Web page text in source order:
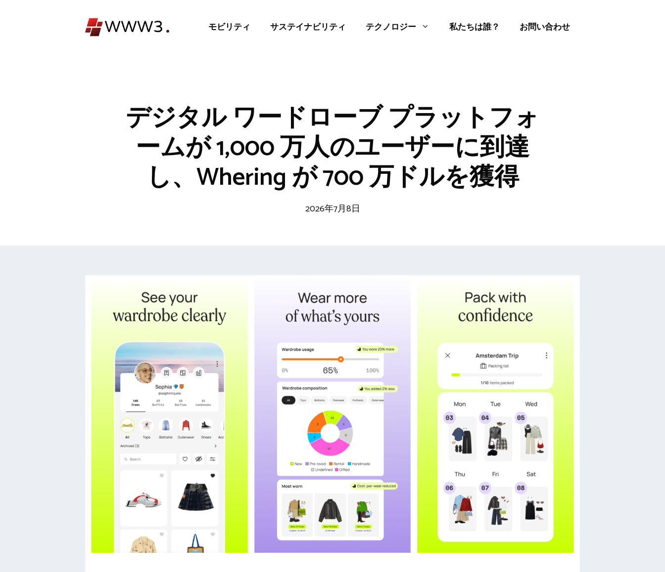
モビリティ サステイナビリティ テクノロジー 私たちは誰？ お問い合わせ
デジタル ワードローブ プラットフォ
ームが 1,000 万人のユーザーに到達
し、Whering が 700 万ドルを獲得
2026年7月8日